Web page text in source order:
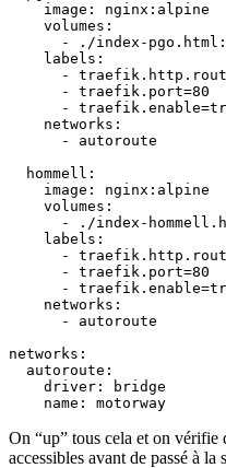
image :
nginx:alpine
volumes :
-
./index-
labels :
-
- traefik.port=80
-
networks :
- autoroute
hommell :
image :
nginx:alpine
volumes :
-
./index-
labels :
-
- traefik.port=80
-
networks :
- autoroute
networks :
autoroute :
driver :
bridge
name : motorway
On “up” tous cela et on vérifie
accessibles avant de passé à la